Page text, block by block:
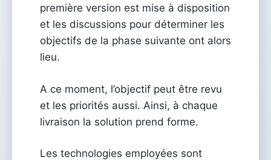
première version est mise à disposition
et les discussions pour déterminer les
objectifs de la phase suivante ont alors
lieu.
A ce moment, l’objectif peut être revu
et les priorités aussi. Ainsi, à chaque
livraison la solution prend forme.
Les technologies employées sont